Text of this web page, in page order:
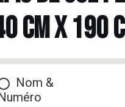
CM X 190
Nom &